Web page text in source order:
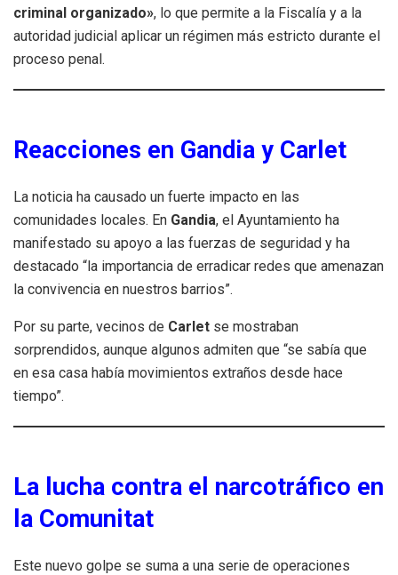
criminal organizado», lo que permite a la Fiscalía y a la
autoridad judicial aplicar un régimen más estricto durante el
proceso penal.
Reacciones en Gandia y Carlet
La noticia ha causado un fuerte impacto en las
comunidades locales. En Gandia, el Ayuntamiento ha
manifestado su apoyo a las fuerzas de seguridad y ha
destacado “la importancia de erradicar redes que amenazan
la convivencia en nuestros barrios”.
Por su parte, vecinos de Carlet se mostraban
sorprendidos, aunque algunos admiten que “se sabía que
en esa casa había movimientos extraños desde hace
tiempo”.
La lucha contra el narcotráfico en
la Comunitat
Este nuevo golpe se suma a una serie de operaciones